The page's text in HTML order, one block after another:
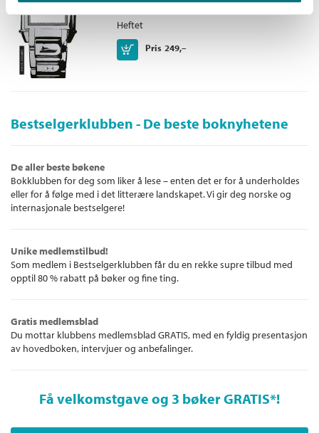
Henrik Syse
Heftet
Pris 249,–
Kjøp
Bestselgerklubben - De beste boknyhetene
De aller beste bøkene
Bokklubben for deg som liker å lese – enten det er for å underholdes
eller for å følge med i det litterære landskapet. Vi gir deg norske og
internasjonale bestselgere!
Unike medlemstilbud!
Som medlem i Bestselgerklubben får du en rekke supre tilbud med
opptil 80 % rabatt på bøker og fine ting.
Gratis medlemsblad
Du mottar klubbens medlemsblad GRATIS, med en fyldig presentasjon
av hovedboken, intervjuer og anbefalinger.
Få velkomstgave og 3 bøker GRATIS*!